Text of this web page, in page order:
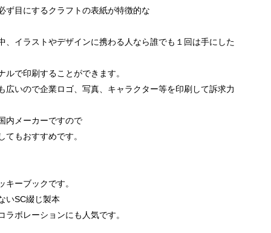
ず目にするクラフトの表紙が特徴的な
、イラストやデザインに携わる人なら誰でも１回は手にした
で印刷することができます。
広いので企業ロゴ、写真、キャラクター等を印刷して訴求力
内メーカーですので
もおすすめです。
ーブックです。
いSC綴じ製本
ボレーションにも人気です。